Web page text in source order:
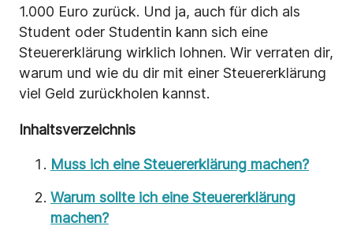
1.000 Euro zurück. Und ja, auch für dich als
Student oder Studentin kann sich eine
Steuererklärung wirklich lohnen. Wir verraten dir,
warum und wie du dir mit einer Steuererklärung
viel Geld zurückholen kannst.
Inhaltsverzeichnis
Muss ich eine Steuererklärung machen?
Warum sollte ich eine Steuererklärung
machen?